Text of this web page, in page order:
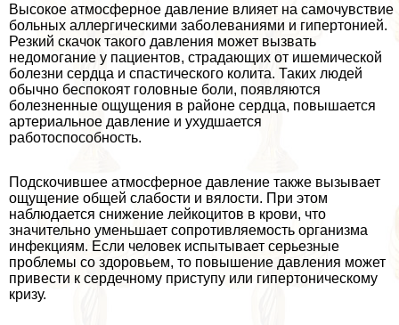
Высокое атмосферное давление влияет на самочувствие
больных аллергическими заболеваниями и гипертонией.
Резкий скачок такого давления может вызвать
недомогание у пациентов, страдающих от ишемической
болезни сердца и спастического колита. Таких людей
обычно беспокоят головные боли, появляются
болезненные ощущения в районе сердца, повышается
артериальное давление и ухудшается
работоспособность.
Подскочившее атмосферное давление также вызывает
ощущение общей слабости и вялости. При этом
наблюдается снижение лейкоцитов в крови, что
значительно уменьшает сопротивляемость организма
инфекциям. Если человек испытывает серьезные
проблемы со здоровьем, то повышение давления может
привести к сердечному приступу или гипертоническому
кризу.